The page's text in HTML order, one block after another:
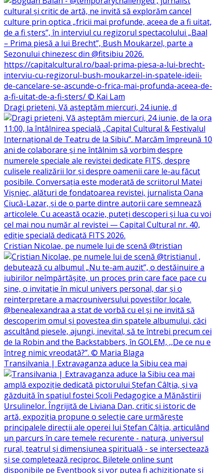
Dragi prieteni, Vă așteptăm miercuri, 24 iunie, d
Cristian Nicolae, pe numele lui de scenă @tristian
Transilvania | Extravaganza aduce la Sibiu cea mai